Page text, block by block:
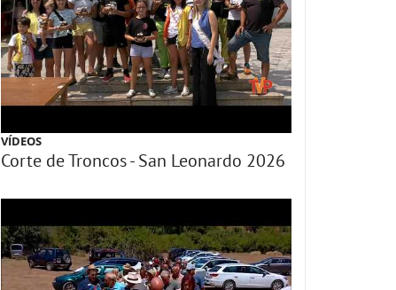
VÍDEOS
Corte de Troncos - San Leonardo 2026